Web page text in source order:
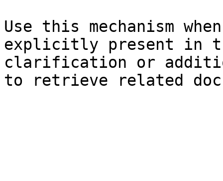
Use this mechanism
explicitly present in
clarification or